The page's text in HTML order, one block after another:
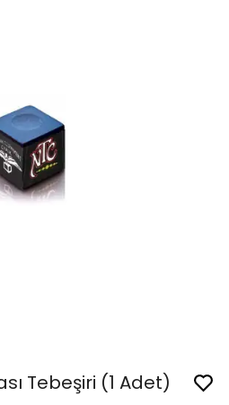
Tebeşiri (1 Adet)